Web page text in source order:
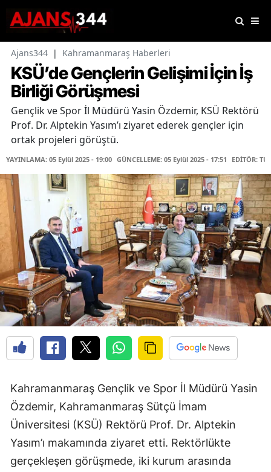
Ajans344 | Kahramanmaraş Haberleri
KSÜ’de Gençlerin Gelişimi İçin İş
Birliği Görüşmesi
Gençlik ve Spor İl Müdürü Yasin Özdemir, KSÜ Rektörü
Prof. Dr. Alptekin Yasım’ı ziyaret ederek gençler için
ortak projeleri görüştü.
YAYINLAMA: 05 Eylül 2025 - 19:00 GÜNCELLEME: 05 Eylül 2025 - 17:51 EDİTÖR:
Kahramanmaraş Gençlik ve Spor İl Müdürü Yasin
Özdemir, Kahramanmaraş Sütçü İmam
Üniversitesi (KSÜ) Rektörü Prof. Dr. Alptekin
Yasım’ı makamında ziyaret etti. Rektörlükte
gerçekleşen görüşmede, iki kurum arasında